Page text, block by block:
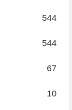
544
544
67
10